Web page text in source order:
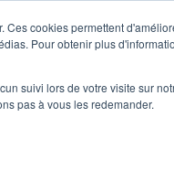
cookies permettent
Pour obtenir plus
suivi lors de votre visite sur
pas à vous les redemander.
Nos clients